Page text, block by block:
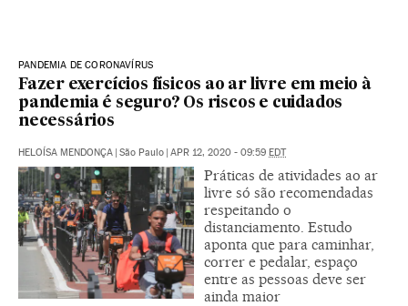
PANDEMIA DE CORONAVÍRUS
Fazer exercícios físicos ao ar livre em meio à
pandemia é seguro? Os riscos e cuidados
necessários
HELOÍSA MENDONÇA | São Paulo | APR 12, 2020 - 09:59 EDT
Práticas de atividades ao ar
livre só são recomendadas
respeitando o
distanciamento. Estudo
aponta que para caminhar,
correr e pedalar, espaço
entre as pessoas deve ser
ainda maior